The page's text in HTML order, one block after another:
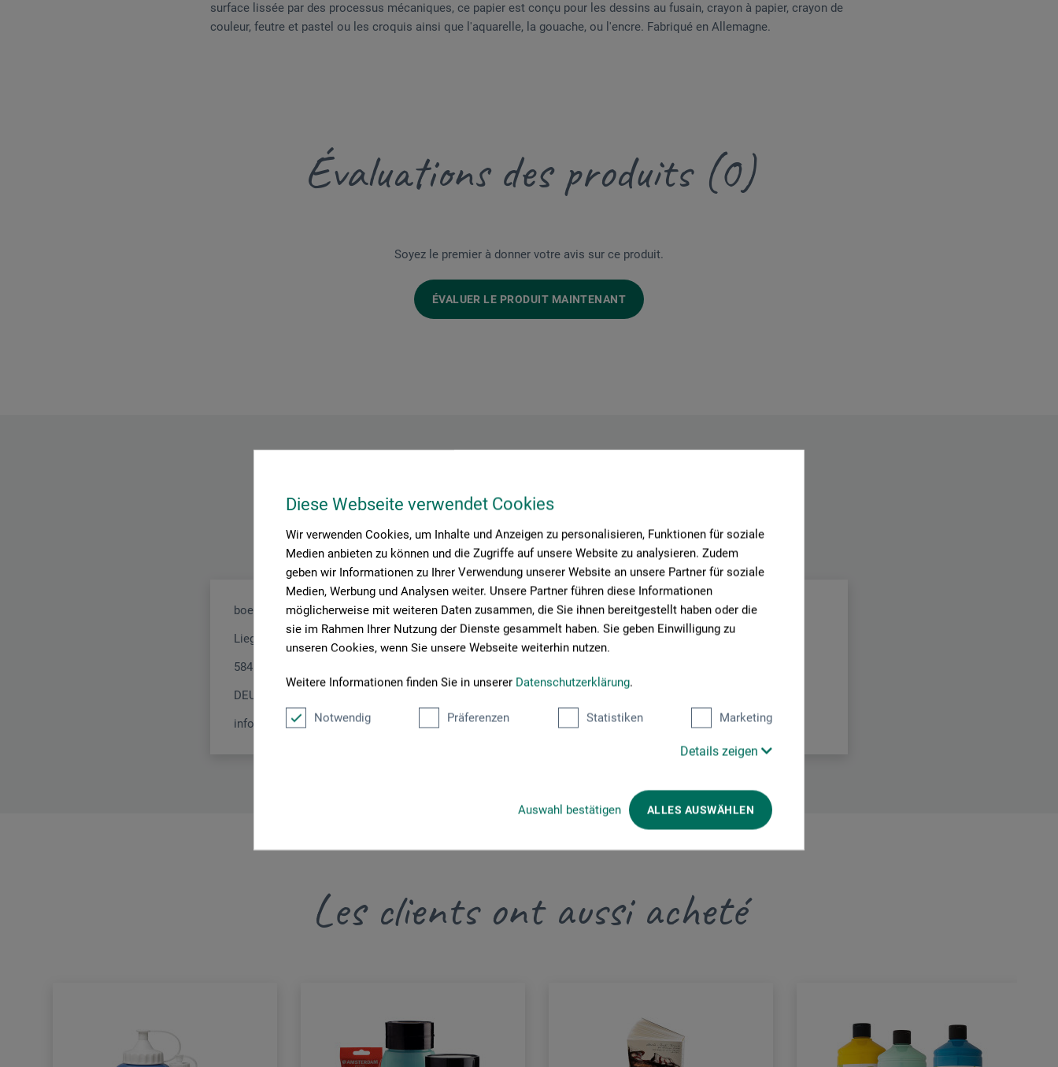
Diese Webseite verwendet Cookies
Wir verwenden Cookies, um Inhalte und Anzeigen zu personalisieren, Funktionen für soziale
Medien anbieten zu können und die Zugriffe auf unsere Website zu analysieren. Zudem
geben wir Informationen zu Ihrer Verwendung unserer Website an unsere Partner für soziale
Medien, Werbung und Analysen weiter. Unsere Partner führen diese Informationen
möglicherweise mit weiteren Daten zusammen, die Sie ihnen bereitgestellt haben oder die
sie im Rahmen Ihrer Nutzung der Dienste gesammelt haben. Sie geben Einwilligung zu
unseren Cookies, wenn Sie unsere Webseite weiterhin nutzen.
Weitere Informationen finden Sie in unserer Datenschutzerklärung.
Notwendig Präferenzen Statistiken Marketing
Details zeigen
Auswahl bestätigen ALLES AUSWÄHLEN
surface lissée par des processus mécaniques, ce papier est conçu pour les dessins au fusain, crayon à papier, crayon de
couleur, feutre et pastel ou les croquis ainsi que l'aquarelle, la gouache, ou l'encre. Fabriqué en Allemagne.
Évaluations des produits (0)
Soyez le premier à donner votre avis sur ce produit.
ÉVALUER LE PRODUIT MAINTENANT
Contact du fabricant
Vous trouverez ici les coordonnées du fabricant pour ce produit.
boesner GmbH distribution + logistics
Liegnitzer Str. 17
58454 Witten
DEUTSCHLAND
info.dl@boesner.com
Les clients ont aussi acheté